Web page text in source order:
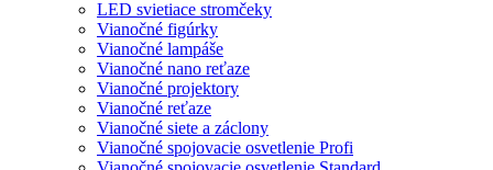
LED svietiace stromčeky
Vianočné figúrky
Vianočné lampáše
Vianočné nano reťaze
Vianočné projektory
Vianočné reťaze
Vianočné siete a záclony
Vianočné spojovacie osvetlenie Profi